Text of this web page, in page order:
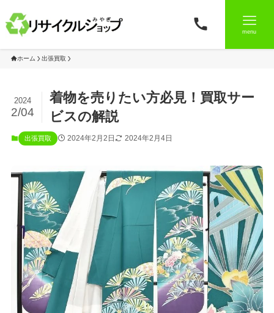
menu
ホーム 出張買取
着物を売りたい方必見！買取サー
ビスの解説
2024
2/04
出張買取 2024年2月2日 2024年2月4日